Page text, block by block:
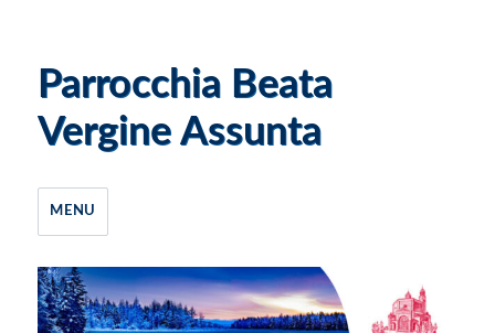
Parrocchia Beata
Vergine Assunta
MENU